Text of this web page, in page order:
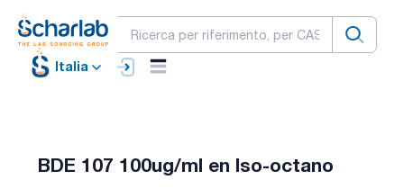
Italia
BDE 107 100ug/ml en Iso-octano